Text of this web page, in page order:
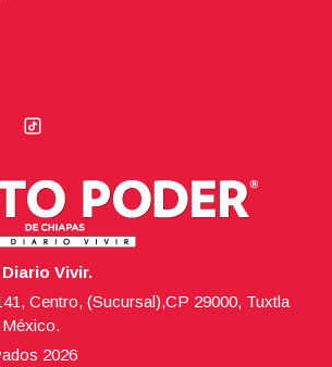
Vivir.
Centro, (Sucursal),CP 29000, Tuxtla
2026